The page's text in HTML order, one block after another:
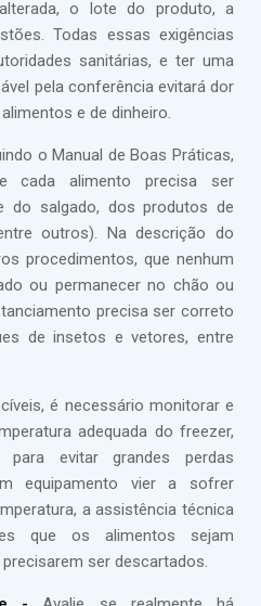
o lote do produto, a
Todas essas exigências
sanitárias, e ter uma
pela conferência evitará dor
e de dinheiro.
o Manual de Boas Práticas,
cada alimento precisa ser
do salgado, dos produtos de
outros). Na descrição do
procedimentos, que nenhum
ou permanecer no chão ou
precisa ser correto
de insetos e vetores, entre
é necessário monitorar e
adequada do freezer,
evitar grandes perdas
equipamento vier a sofrer
a assistência técnica
que os alimentos sejam
ser descartados.